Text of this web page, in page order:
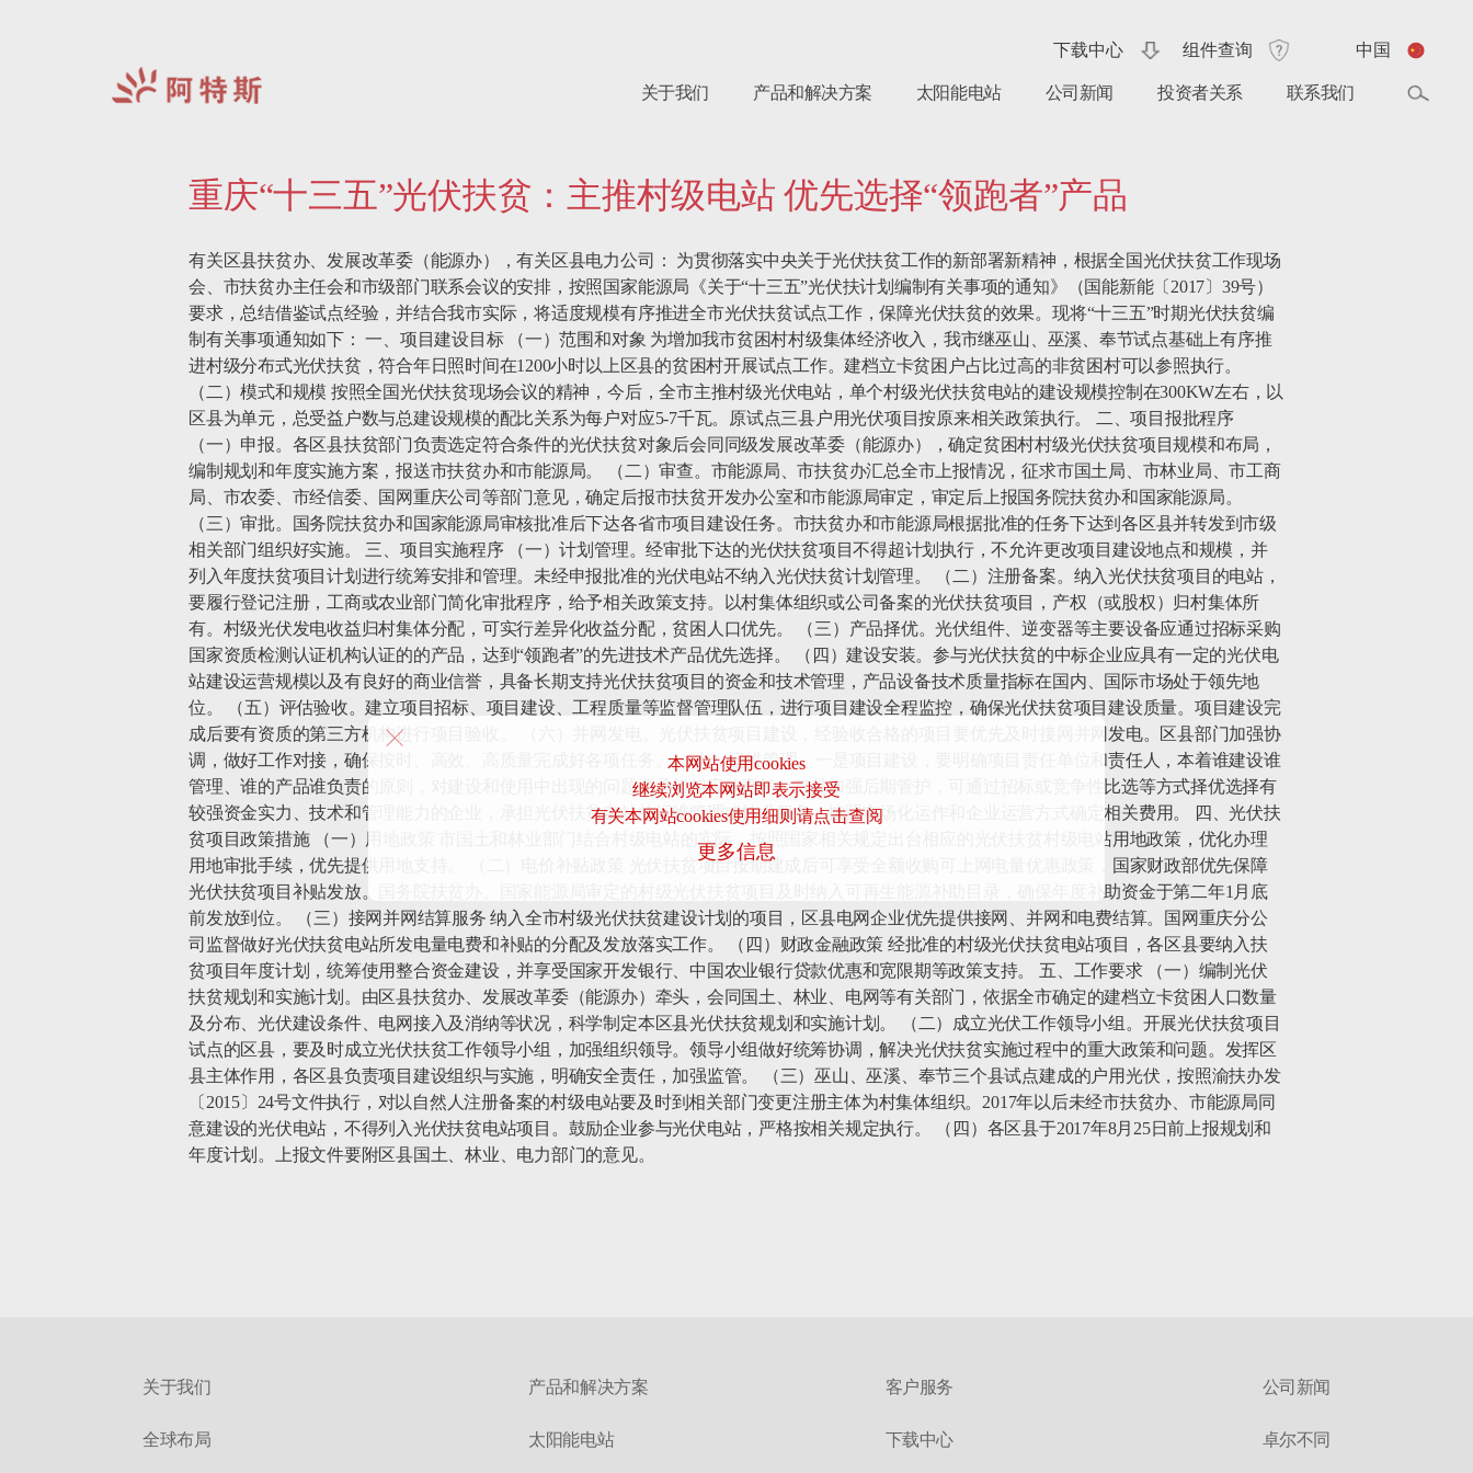
本网站使用cookies
继续浏览本网站即表示接受
有关本网站cookies使用细则请点击查阅
更多信息
关于我们 产品和解决方案 太阳能电站 公司新闻 投资者关系 联系我们
中国
组件查询
下载中心
重庆“十三五”光伏扶贫：主推村级电站 优先选择“领跑者”产品
有关区县扶贫办、发展改革委（能源办），有关区县电力公司： 为贯彻落实中央关于光伏扶贫工作的新部署新精神，根据全国光伏扶贫工作现场
会、市扶贫办主任会和市级部门联系会议的安排，按照国家能源局《关于“十三五”光伏扶计划编制有关事项的通知》（国能新能〔2017〕39号）
要求，总结借鉴试点经验，并结合我市实际，将适度规模有序推进全市光伏扶贫试点工作，保障光伏扶贫的效果。现将“十三五”时期光伏扶贫编
制有关事项通知如下： 一、项目建设目标 （一）范围和对象 为增加我市贫困村村级集体经济收入，我市继巫山、巫溪、奉节试点基础上有序推
进村级分布式光伏扶贫，符合年日照时间在1200小时以上区县的贫困村开展试点工作。建档立卡贫困户占比过高的非贫困村可以参照执行。
（二）模式和规模 按照全国光伏扶贫现场会议的精神，今后，全市主推村级光伏电站，单个村级光伏扶贫电站的建设规模控制在300KW左右，以
区县为单元，总受益户数与总建设规模的配比关系为每户对应5-7千瓦。原试点三县户用光伏项目按原来相关政策执行。 二、项目报批程序
（一）申报。各区县扶贫部门负责选定符合条件的光伏扶贫对象后会同同级发展改革委（能源办），确定贫困村村级光伏扶贫项目规模和布局，
编制规划和年度实施方案，报送市扶贫办和市能源局。 （二）审查。市能源局、市扶贫办汇总全市上报情况，征求市国土局、市林业局、市工商
局、市农委、市经信委、国网重庆公司等部门意见，确定后报市扶贫开发办公室和市能源局审定，审定后上报国务院扶贫办和国家能源局。
（三）审批。国务院扶贫办和国家能源局审核批准后下达各省市项目建设任务。市扶贫办和市能源局根据批准的任务下达到各区县并转发到市级
相关部门组织好实施。 三、项目实施程序 （一）计划管理。经审批下达的光伏扶贫项目不得超计划执行，不允许更改项目建设地点和规模，并
列入年度扶贫项目计划进行统筹安排和管理。未经申报批准的光伏电站不纳入光伏扶贫计划管理。 （二）注册备案。纳入光伏扶贫项目的电站，
要履行登记注册，工商或农业部门简化审批程序，给予相关政策支持。以村集体组织或公司备案的光伏扶贫项目，产权（或股权）归村集体所
有。村级光伏发电收益归村集体分配，可实行差异化收益分配，贫困人口优先。 （三）产品择优。光伏组件、逆变器等主要设备应通过招标采购
国家资质检测认证机构认证的的产品，达到“领跑者”的先进技术产品优先选择。 （四）建设安装。参与光伏扶贫的中标企业应具有一定的光伏电
站建设运营规模以及有良好的商业信誉，具备长期支持光伏扶贫项目的资金和技术管理，产品设备技术质量指标在国内、国际市场处于领先地
位。 （五）评估验收。建立项目招标、项目建设、工程质量等监督管理队伍，进行项目建设全程监控，确保光伏扶贫项目建设质量。项目建设完
成后要有资质的第三方机构进行项目验收。 （六）并网发电。光伏扶贫项目建设，经验收合格的项目要优先及时接网并网发电。区县部门加强协
调，做好工作对接，确保按时、高效、高质量完成好各项任务。 （七）运维管理。一是项目建设，要明确项目责任单位和责任人，本着谁建设谁
管理、谁的产品谁负责的原则，对建设和使用中出现的问题要承担相应的责任。二是加强后期管护，可通过招标或竞争性比选等方式择优选择有
较强资金实力、技术和管理能力的企业，承担光伏扶贫电站的运维管理或技术服务，按照市场化运作和企业运营方式确定相关费用。 四、光伏扶
贫项目政策措施 （一）用地政策 市国土和林业部门结合村级电站的实际，按照国家相关规定出台相应的光伏扶贫村级电站用地政策，优化办理
用地审批手续，优先提供用地支持。 （二）电价补贴政策 光伏扶贫项目按期建成后可享受全额收购可上网电量优惠政策，国家财政部优先保障
光伏扶贫项目补贴发放。国务院扶贫办、国家能源局审定的村级光伏扶贫项目及时纳入可再生能源补助目录，确保年度补助资金于第二年1月底
前发放到位。 （三）接网并网结算服务 纳入全市村级光伏扶贫建设计划的项目，区县电网企业优先提供接网、并网和电费结算。国网重庆分公
司监督做好光伏扶贫电站所发电量电费和补贴的分配及发放落实工作。 （四）财政金融政策 经批准的村级光伏扶贫电站项目，各区县要纳入扶
贫项目年度计划，统筹使用整合资金建设，并享受国家开发银行、中国农业银行贷款优惠和宽限期等政策支持。 五、工作要求 （一）编制光伏
扶贫规划和实施计划。由区县扶贫办、发展改革委（能源办）牵头，会同国土、林业、电网等有关部门，依据全市确定的建档立卡贫困人口数量
及分布、光伏建设条件、电网接入及消纳等状况，科学制定本区县光伏扶贫规划和实施计划。 （二）成立光伏工作领导小组。开展光伏扶贫项目
试点的区县，要及时成立光伏扶贫工作领导小组，加强组织领导。领导小组做好统筹协调，解决光伏扶贫实施过程中的重大政策和问题。发挥区
县主体作用，各区县负责项目建设组织与实施，明确安全责任，加强监管。 （三）巫山、巫溪、奉节三个县试点建成的户用光伏，按照渝扶办发
〔2015〕24号文件执行，对以自然人注册备案的村级电站要及时到相关部门变更注册主体为村集体组织。2017年以后未经市扶贫办、市能源局同
意建设的光伏电站，不得列入光伏扶贫电站项目。鼓励企业参与光伏电站，严格按相关规定执行。 （四）各区县于2017年8月25日前上报规划和
年度计划。上报文件要附区县国土、林业、电力部门的意见。
关于我们 产品和解决方案 客户服务 公司新闻
全球布局 太阳能电站 下载中心 卓尔不同